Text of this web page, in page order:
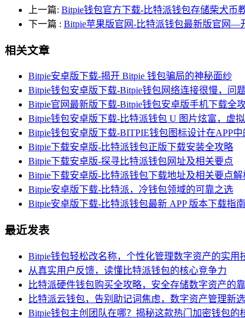
上一篇: Bitpie钱包官方下载-比特派钱包存储柴犬币
下一篇 : Bitpie苹果版官网-比特派钱包最新版官网—
相关文章
Bitpie安卓版下载-揭开 Bitpie 钱包骗局的神秘面纱
Bitpie钱包安卓版下载-Bitpie钱包网络连接很慢，问题
Bitpie官网最新版下载-Bitpie钱包安卓版手机下载全
Bitpie钱包安卓版下载-比特派钱包 U 图片炫富，虚
Bitpie钱包安卓版下载-BITPIE钱包图标设计在APP
Bitpie下载安卓版-比特派钱包正版下载安装全攻略
Bitpie下载安卓版-探寻比特派钱包网址及相关要点
Bitpie下载安卓版-比特派钱包下载地址及相关要点解
Bitpie安卓版下载-比特派，冷钱包领域的可靠之选
Bitpie安卓版下载-比特派钱包最新 APP 版本下载指南
最近发表
Bitpie钱包轻松改名称，个性化管理数字资产的实用
从真实用户反馈，读懂比特派钱包的核心竞争力
比特派硬件钱包购买全攻略，安全存储数字资产的
比特派云钱包，告别助记词焦虑，数字资产管理新
Bitpie钱包主创团队在哪？揭秘这款热门加密钱包的